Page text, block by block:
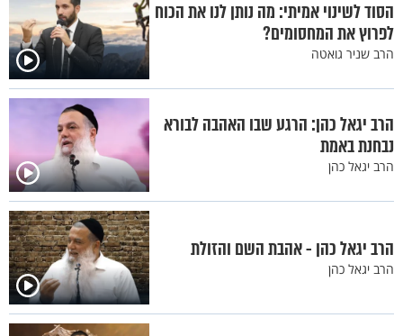
הסוד לשינוי אמיתי: מה נותן לנו את הכוח
לפרוץ את המחסומים?
הרב שניר גואטה
הרב יגאל כהן: הרגע שבו האהבה לבורא
נבחנת באמת
הרב יגאל כהן
הרב יגאל כהן - אהבת השם והזולת
הרב יגאל כהן